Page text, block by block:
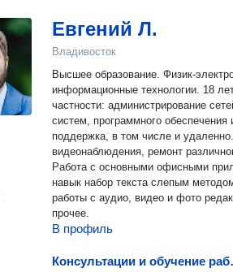
Евгений Л.
Владивосток
Высшее образование. Физик-
информационные технологии. 18
частности: администрирование сетей, установка операционных
систем, программного
поддержка, в том числе и
видеонаблюдения, ремонт
Работа с основными офисными
навык набор текста слепым
работы с аудио, видео и фото
прочее.
В профиль